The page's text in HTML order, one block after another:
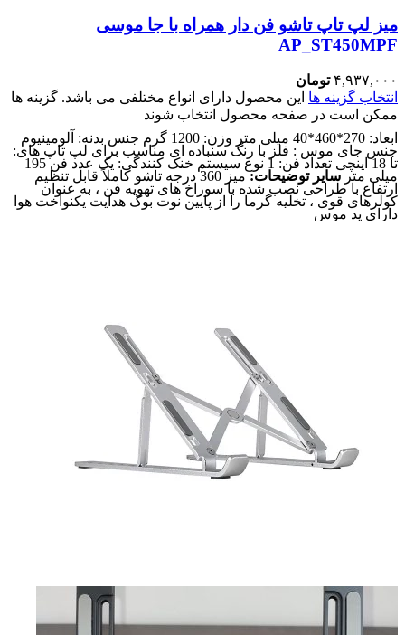
میز لپ تاپ تاشو فن دار همراه با جا موسی
AP_ST450MPF
۴,۹۳۷,۰۰۰ تومان
انتخاب گزینه ها این محصول دارای انواع مختلفی می باشد. گزینه ها
ممکن است در صفحه محصول انتخاب شوند
ابعاد: 270*460*40 میلی متر وزن: 1200 گرم جنس بدنه: آلومینیوم
جنس جای موس : فلز با رنگ سنباده ای مناسب برای لپ تاپ های:
تا 18 اینچی تعداد فن: 1 نوع سیستم خنک کنندگی: یک عدد فن 195
میلی متر سایر توضیحات:
میز 360 درجه تاشو کاملاً قابل تنظیم
ارتفاع با طراحی نصب شده با سوراخ های تهویه فن ، به عنوان
کولرهای قوی ، تخلیه گرما را از پایین نوت بوک هدایت یکنواخت هوا
دارای پد موس